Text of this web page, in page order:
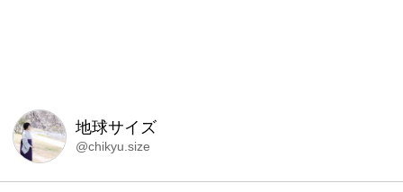
地球サイズ
@chikyu.size